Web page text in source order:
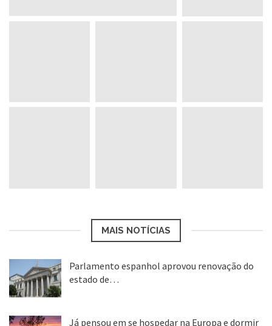
MAIS NOTÍCIAS
Parlamento espanhol aprovou renovação do
estado de…
Já pensou em se hospedar na Europa e dormir